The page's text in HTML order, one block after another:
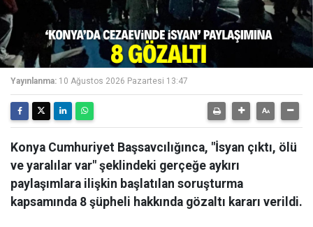
Yayınlanma: 10 Ağustos 2026 Pazartesi 13:47
Konya Cumhuriyet Başsavcılığınca, "İsyan çıktı, ölü
ve yaralılar var" şeklindeki gerçeğe aykırı
paylaşımlara ilişkin başlatılan soruşturma
kapsamında 8 şüpheli hakkında gözaltı kararı verildi.